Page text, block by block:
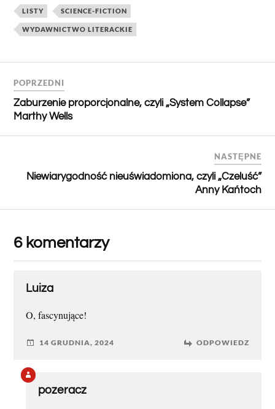
LISTY SCIENCE-FICTION
WYDAWNICTWO LITERACKIE
POPRZEDNI
Zaburzenie proporcjonalne, czyli „System Collapse”
Marthy Wells
NASTĘPNE
Niewiarygodność nieuświadomiona, czyli „Czeluść”
Anny Kańtoch
6 komentarzy
Luiza
O, fascynujące!
14 GRUDNIA, 2024 ODPOWIEDZ
pozeracz